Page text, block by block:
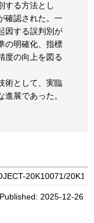
する方法とし
確認された。一
因する誤判別が
の明確化、指標
度の向上を図る
術として、実臨
展であった。
Published: 2025-12-26